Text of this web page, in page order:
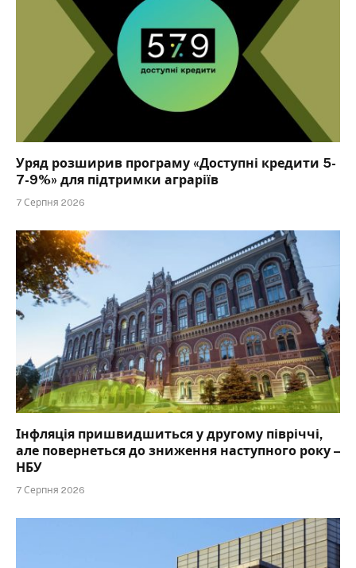
Уряд розширив програму «Доступні кредити 5-
7-9%» для підтримки аграріїв
7 Серпня 2026
Інфляція пришвидшиться у другому півріччі,
але повернеться до зниження наступного року –
НБУ
7 Серпня 2026